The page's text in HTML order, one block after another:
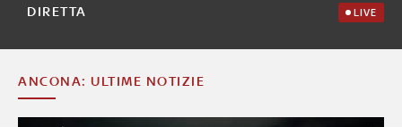
DIRETTA LIVE
ANCONA: ULTIME NOTIZIE